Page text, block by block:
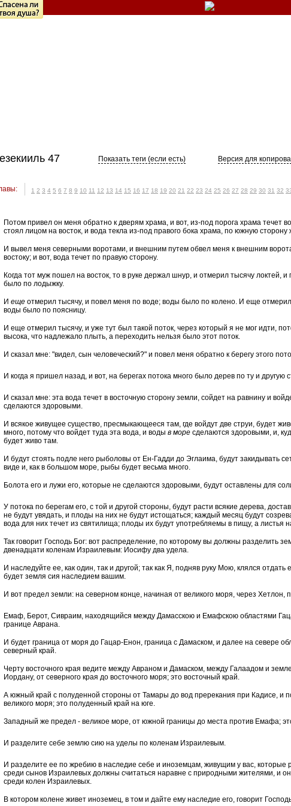
47 Показать теги (если есть) Версия для
1 2 3 4 5 6 7 8 9 10 11 12 13 14 15 16 17 18 19 20 21 22 23 24 25 26 27 28 29 30 31 32
Потом привел он меня обратно к дверям храма, и вот, из-под порога храма течет
стоял лицом на восток, и вода текла из-под правого бока храма, по южную сторону
И вывел меня северными воротами, и внешним путем обвел меня к внешним
востоку; и вот, вода течет по правую сторону.
Когда тот муж пошел на восток, то в руке держал шнур, и отмерил тысячу локтей,
было по лодыжку.
И еще отмерил тысячу, и повел меня по воде; воды было по колено. И еще
воды было по поясницу.
И еще отмерил тысячу, и уже тут был такой поток, через который я не мог идти,
высока, что надлежало плыть, а переходить нельзя было этот поток.
И сказал мне: "видел, сын человеческий?" и повел меня обратно к берегу этого
И когда я пришел назад, и вот, на берегах потока много было дерев по ту и другую
И сказал мне: эта вода течет в восточную сторону земли, сойдет на равнину и
сделаются здоровыми.
И всякое живущее существо, пресмыкающееся там, где войдут две струи, будет
много, потому что войдет туда эта вода, и воды в море сделаются здоровыми, и,
будет живо там.
И будут стоять подле него рыболовы от Ен-Гадди до Эглаима, будут закидывать
виде и, как в большом море, рыбы будет весьма много.
Болота его и лужи его, которые не сделаются здоровыми, будут оставлены для
У потока по берегам его, с той и другой стороны, будут расти всякие дерева,
не будут увядать, и плоды на них не будут истощаться; каждый месяц будут
вода для них течет из святилища; плоды их будут употребляемы в пищу, а листья
Так говорит Господь Бог: вот распределение, по которому вы должны разделить
двенадцати коленам Израилевым: Иосифу два удела.
И наследуйте ее, как один, так и другой; так как Я, подняв руку Мою, клялся
будет земля сия наследием вашим.
И вот предел земли: на северном конце, начиная от великого моря, через Хетлон,
Емаф, Берот, Сивраим, находящийся между Дамасскою и Емафскою областями
границе Аврана.
И будет граница от моря до Гацар-Енон, граница с Дамаском, и далее на севере
северный край.
Черту восточного края ведите между Авраном и Дамаском, между Галаадом и
Иордану, от северного края до восточного моря; это восточный край.
А южный край с полуденной стороны от Тамары до вод пререкания при Кадисе, и
великого моря; это полуденный край на юге.
Западный же предел - великое море, от южной границы до места против Емафа;
И разделите себе землю сию на уделы по коленам Израилевым.
И разделите ее по жребию в наследие себе и иноземцам, живущим у вас, которые
среди сынов Израилевых должны считаться наравне с природными жителями, и
среди колен Израилевых.
В котором колене живет иноземец, в том и дайте ему наследие его, говорит